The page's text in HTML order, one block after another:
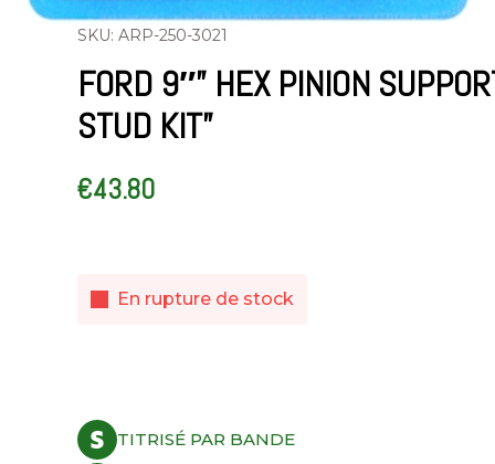
SKU: ARP-250-3021
FORD 9″” HEX PINION
STUD KIT”
€43.80
En rupture de stock
TITRISÉ PAR BANDE